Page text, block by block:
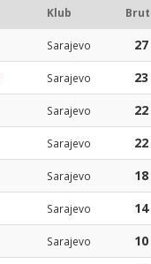
Klub
Sarajevo 27
Sarajevo 23
Sarajevo 22
Sarajevo 22
Sarajevo 18
Sarajevo 14
Sarajevo 10